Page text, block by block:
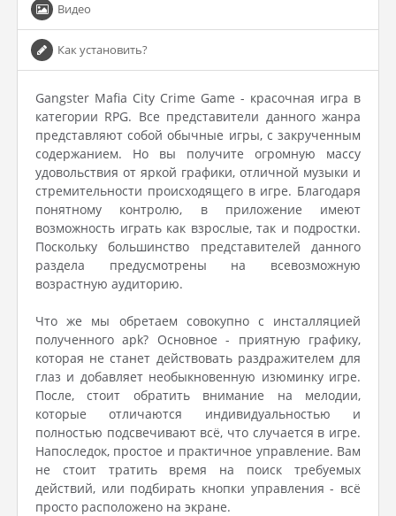
Видео
Как установить?
Gangster Mafia City Crime Game - красочная игра в
категории RPG. Все представители данного жанра
представляют собой обычные игры, с закрученным
содержанием. Но вы получите огромную массу
удовольствия от яркой графики, отличной музыки и
стремительности происходящего в игре. Благодаря
понятному контролю, в приложение имеют
возможность играть как взрослые, так и подростки.
Поскольку большинство представителей данного
раздела предусмотрены на всевозможную
возрастную аудиторию.
Что же мы обретаем совокупно с инсталляцией
полученного apk? Основное - приятную графику,
которая не станет действовать раздражителем для
глаз и добавляет необыкновенную изюминку игре.
После, стоит обратить внимание на мелодии,
которые отличаются индивидуальностью и
полностью подсвечивают всё, что случается в игре.
Напоследок, простое и практичное управление. Вам
не стоит тратить время на поиск требуемых
действий, или подбирать кнопки управления - всё
просто расположено на экране.